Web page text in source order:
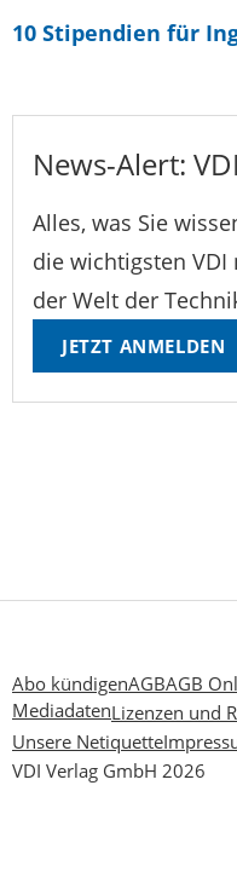
10 Stipendien für
News-Alert:
Alles, was Sie
die wichtigsten
der Welt der
JETZT ANMELDEN
Abo kündigenAGBAGB
MediadatenLizenzen und
Unsere Netiquette
VDI Verlag GmbH 2026